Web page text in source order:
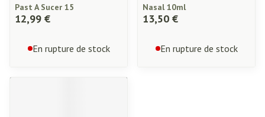
Past A Sucer 15
12,99 €
En rupture de stock
Nasal 10ml
13,50 €
En rupture de stock